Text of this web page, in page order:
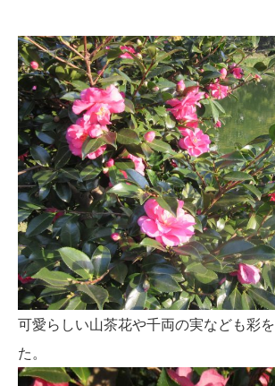
可愛らしい山茶花や千両の実なども彩
た。